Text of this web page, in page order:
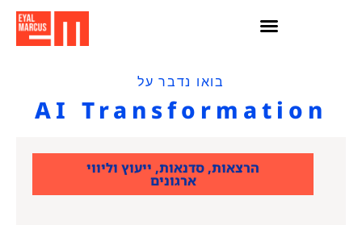
בואו נדבר על
AI Transformation
הרצאות, סדנאות, ייעוץ וליווי
ארגונים